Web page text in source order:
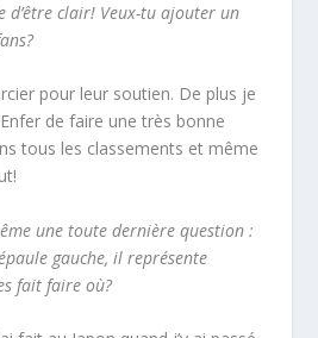
d’être clair! Veux-tu ajouter un
pour leur soutien. De plus je
de faire une très bonne
tous les classements et même
une toute dernière question :
gauche, il représente
fait faire où?